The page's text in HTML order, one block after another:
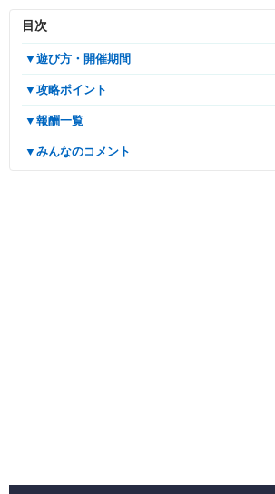
目次
▼遊び方・開催期間
▼攻略ポイント
▼報酬一覧
▼みんなのコメント